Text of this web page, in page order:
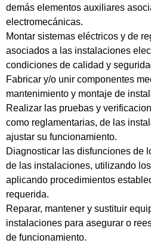
demás elementos auxiliares
electromecánicas.
Montar sistemas eléctricos y de
asociados a las instalaciones
condiciones de calidad y
Fabricar y/o unir componentes
mantenimiento y montaje de
Realizar las pruebas y
como reglamentarias, de las
ajustar su funcionamiento.
Diagnosticar las disfunciones de
de las instalaciones, utilizando
aplicando procedimientos
requerida.
Reparar, mantener y sustituir
instalaciones para asegurar o
de funcionamiento.